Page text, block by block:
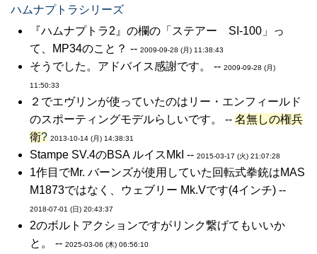
ハムナプトラシリーズ
『ハムナプトラ2』の欄の「ステアー SI-100」っ
て、MP34のこと？ -- 2009-09-28 (月) 11:38:43
そうでした。アドバイス感謝です。 -- 2009-09-28 (月)
11:50:33
２でエヴリンが使っていたのはリー・エンフィールド
のスポーティングモデルらしいです。 -- 名無しの権兵
衛? 2013-10-14 (月) 14:38:31
Stampe SV.4のBSA ルイスMkI -- 2015-03-17 (火) 21:07:28
1作目でMr. バーンズが使用していた回転式拳銃はMAS
M1873ではなく、ウェブリー Mk.Vです(4インチ) --
2018-07-01 (日) 20:43:37
2のボルトアクションですがリンク繋げてもいいか
と。 -- 2025-03-06 (木) 06:56:10